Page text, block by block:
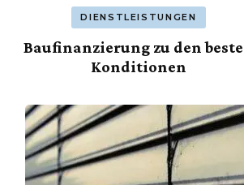
DIENSTLEISTUNGEN
Baufinanzierung zu den
Konditionen